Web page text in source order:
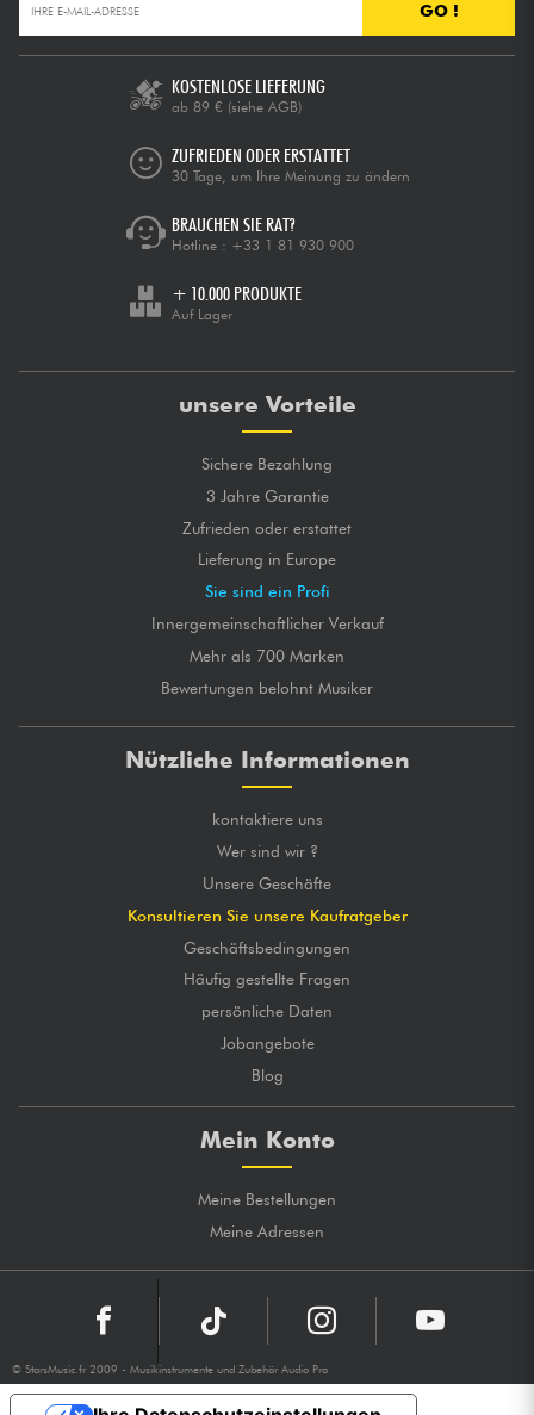
GO !
KOSTENLOSE LIEFERUNG
ab 89 € (siehe AGB)
ZUFRIEDEN ODER ERSTATTET
30 Tage, um Ihre Meinung zu ändern
BRAUCHEN SIE RAT?
Hotline : +33 1 81 930 900
+ 10.000 PRODUKTE
Auf Lager
unsere Vorteile
Sichere Bezahlung
3 Jahre Garantie
Zufrieden oder erstattet
Lieferung in Europe
Sie sind ein Profi
Innergemeinschaftlicher Verkauf
Mehr als 700 Marken
Bewertungen belohnt Musiker
Nützliche Informationen
kontaktiere uns
Wer sind wir ?
Unsere Geschäfte
Konsultieren Sie unsere Kaufratgeber
Geschäftsbedingungen
Häufig gestellte Fragen
persönliche Daten
Jobangebote
Blog
Mein Konto
Meine Bestellungen
Meine Adressen
© StarsMusic.fr 2009 - Musikinstrumente und Zubehör Audio Pro